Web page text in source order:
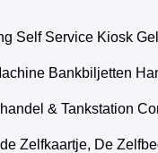
Self Service Kiosk
Bankbiljetten
& Tankstation
Zelfkaartje, De